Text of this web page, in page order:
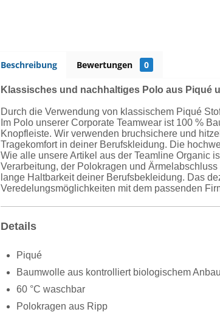
Beschreibung Bewertungen 0
Klassisches und nachhaltiges Polo aus Piqué
Durch die Verwendung von klassischem Piqué
Im Polo unserer Corporate Teamwear ist 100 %
Knopfleiste. Wir verwenden bruchsichere und
Tragekomfort in deiner Berufskleidung. Die
Wie alle unsere Artikel aus der Teamline Organic
Verarbeitung, der Polokragen und
lange Haltbarkeit deiner Berufsbekleidung. Das
Veredelungsmöglichkeiten mit dem passenden
Details
Piqué
Baumwolle aus kontrolliert biologischem Anbau
60 °C waschbar
Polokragen aus Ripp